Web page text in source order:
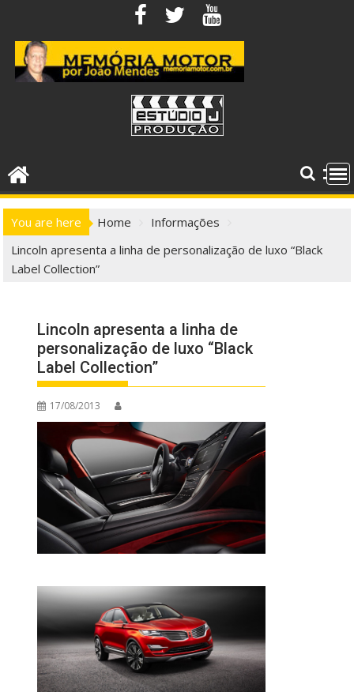
content
You are here Home
Informações
Lincoln apresenta a linha de personalização de luxo “Black
Label Collection”
Lincoln apresenta a linha de
personalização de luxo “Black
Label Collection”
17/08/2013